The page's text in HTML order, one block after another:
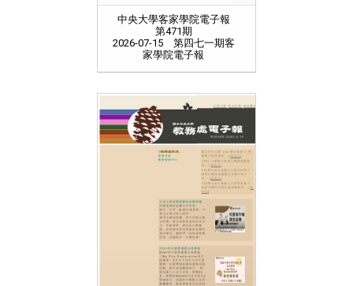
中央大學客家學院電子報
第471期
2026-07-15 第四七一期客
家學院電子報